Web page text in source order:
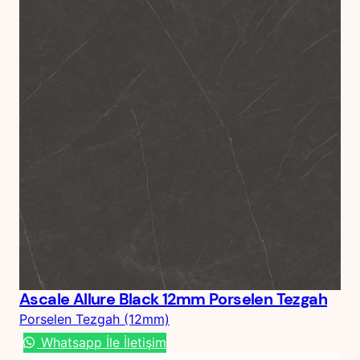
Ascale Allure Black 12mm Porselen Tezgah
Porselen Tezgah (12mm)
Whatsapp İle İletişim